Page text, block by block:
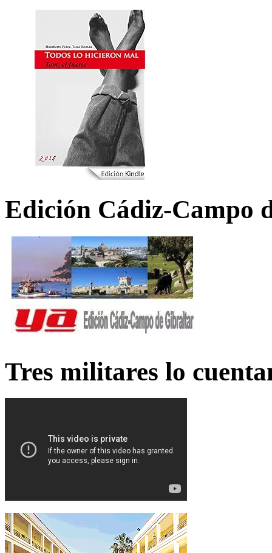
Edición Cádiz-Campo
Tres militares lo